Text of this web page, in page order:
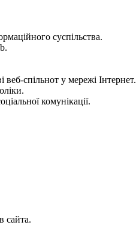
суспільства.
веб-спільнот у мережі Інтернет.
комунікації.
сайта.